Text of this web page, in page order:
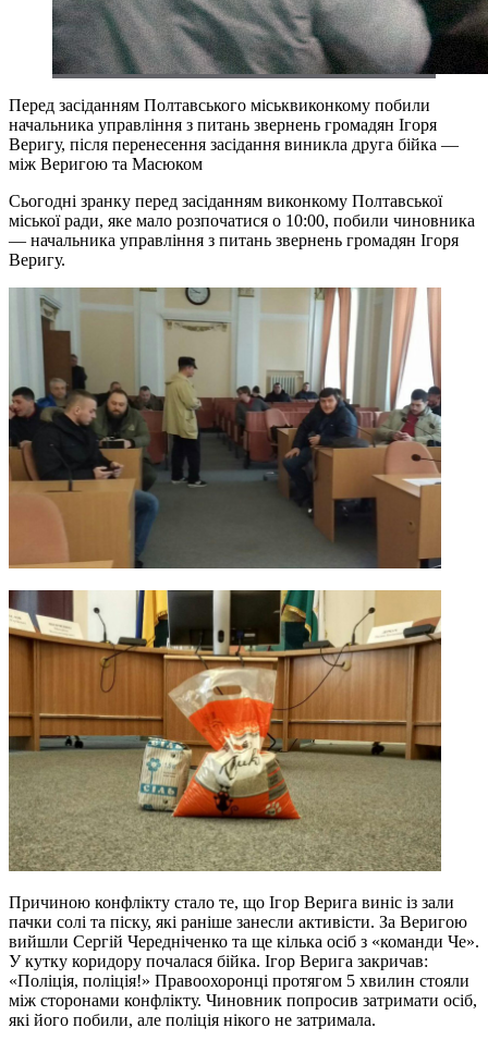
Перед засіданням Полтавського міськвиконкому побили
начальника управління з питань звернень громадян Ігоря
Веригу, після перенесення засідання виникла друга бійка —
між Веригою та Масюком
Сьогодні зранку перед засіданням виконкому Полтавської
міської ради, яке мало розпочатися о 10:00, побили чиновника
— начальника управління з питань звернень громадян Ігоря
Веригу.
Причиною конфлікту стало те, що Ігор Верига виніс із зали
пачки солі та піску, які раніше занесли активісти. За Веригою
вийшли Сергій Чередніченко та ще кілька осіб з «команди Че».
У кутку коридору почалася бійка. Ігор Верига закричав:
«Поліція, поліція!» Правоохоронці протягом 5 хвилин стояли
між сторонами конфлікту. Чиновник попросив затримати осіб,
які його побили, але поліція нікого не затримала.